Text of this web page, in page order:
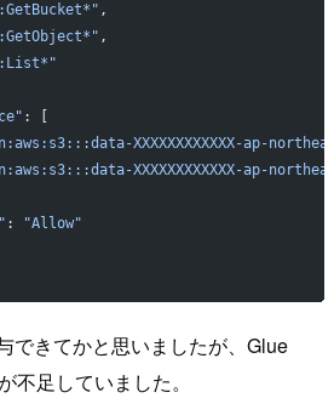
,
,
: [
XXXXXXXXXXXX-ap-
XXXXXXXXXXXX-ap-
:
"Allow"
できてかと思いましたが、Glue
不足していました。